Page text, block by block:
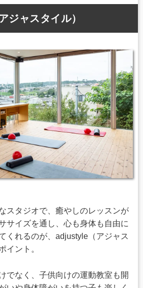
ジャスタイル）
スタジオで、癒やしのレッスンが
サイズを通し、心も身体も自由に
くれるのが、adjustyle（アジャス
イント。
でなく、子供向けの運動教室も開